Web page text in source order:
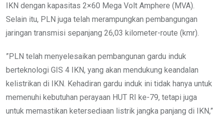
IKN dengan kapasitas 2×60 Mega Volt Amphere (MVA).
Selain itu, PLN juga telah merampungkan pembangungan
jaringan transmisi sepanjang 26,03 kilometer-route (kmr).
”PLN telah menyelesaikan pembangunan gardu induk
berteknologi GIS 4 IKN, yang akan mendukung keandalan
kelistrikan di IKN. Kehadiran gardu induk ini tidak hanya untuk
memenuhi kebutuhan perayaan HUT RI ke-79, tetapi juga
untuk memastikan ketersediaan listrik jangka panjang di IKN,”